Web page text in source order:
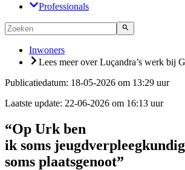
Professionals
Inwoners
Lees meer over Luçandra’s werk bij
Publicatiedatum: 18-05-2026 om 13:29 uur
Laatste update: 22-06-2026 om 16:13 uur
“Op Urk ben
ik soms
soms plaatsgenoot”